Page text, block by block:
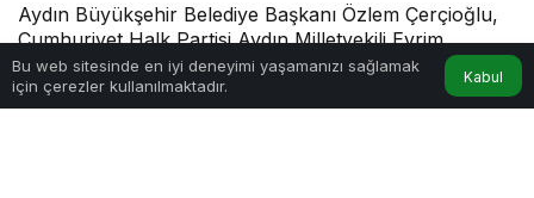
Aydın Büyükşehir Belediye Başkanı Özlem Çerçioğlu,
Cumhuriyet Halk Partisi Aydın Milletvekili Evrim
Karakoz ve Efeler Belediye başkan adayı Anıl Yetişkin
ile birlikte Efeler ilçesi Girne Mahallesi’nde bulunan
Efekent pazarında vatandaşlar ve pazar esnaflarıyla
Bu web sitesinde en iyi deneyimi yaşamanızı sağlamak
için çerezler kullanılmaktadır.
Kabul
Anasayfa Hesabım